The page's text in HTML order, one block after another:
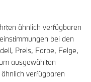
ähnlich verfügbaren
bei den
Preis, Farbe, Felge,
ausgewählten
verfügbaren